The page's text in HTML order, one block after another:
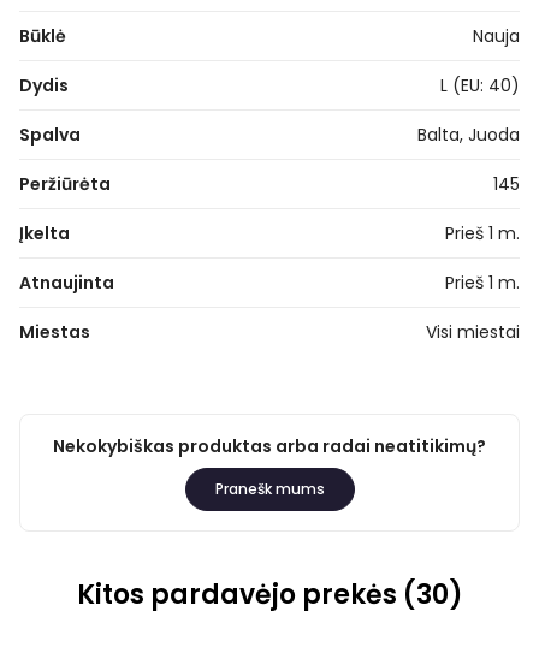
Būklė Nauja
Dydis L (EU: 40)
Spalva Balta, Juoda
Peržiūrėta 145
Įkelta Prieš 1 m.
Atnaujinta Prieš 1 m.
Miestas Visi miestai
Nekokybiškas produktas arba radai neatitikimų?
Pranešk mums
Kitos pardavėjo prekės (30)